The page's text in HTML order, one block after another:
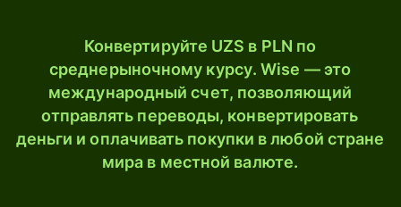
Конвертируйте UZS в PLN по
среднерыночному курсу. Wise — это
международный счет, позволяющий
отправлять переводы, конвертировать
деньги и оплачивать покупки в любой стране
мира в местной валюте.